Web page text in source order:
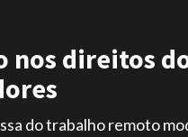
nos direitos
do trabalho remoto